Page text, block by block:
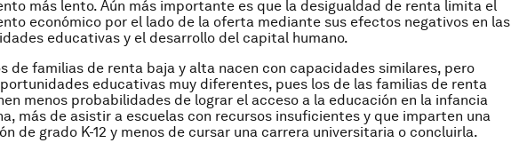
más lento. Aún más importante es que la desigualdad de renta limita el
económico por el lado de la oferta mediante sus efectos negativos en las
educativas y el desarrollo del capital humano.
de familias de renta baja y alta nacen con capacidades similares, pero
educativas muy diferentes, pues los de las familias de renta
menos probabilidades de lograr el acceso a la educación en la infancia
más de asistir a escuelas con recursos insuficientes y que imparten una
de grado K-12 y menos de cursar una carrera universitaria o concluirla.